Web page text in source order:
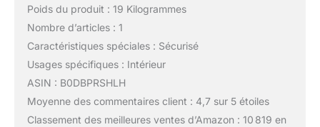
Poids du produit : 19 Kilogrammes
Nombre d’articles : 1
Caractéristiques spéciales : Sécurisé
Usages spécifiques : Intérieur
ASIN : B0DBPRSHLH
Moyenne des commentaires client : 4,7 sur 5 étoiles
Classement des meilleures ventes d’Amazon : 10 819 en